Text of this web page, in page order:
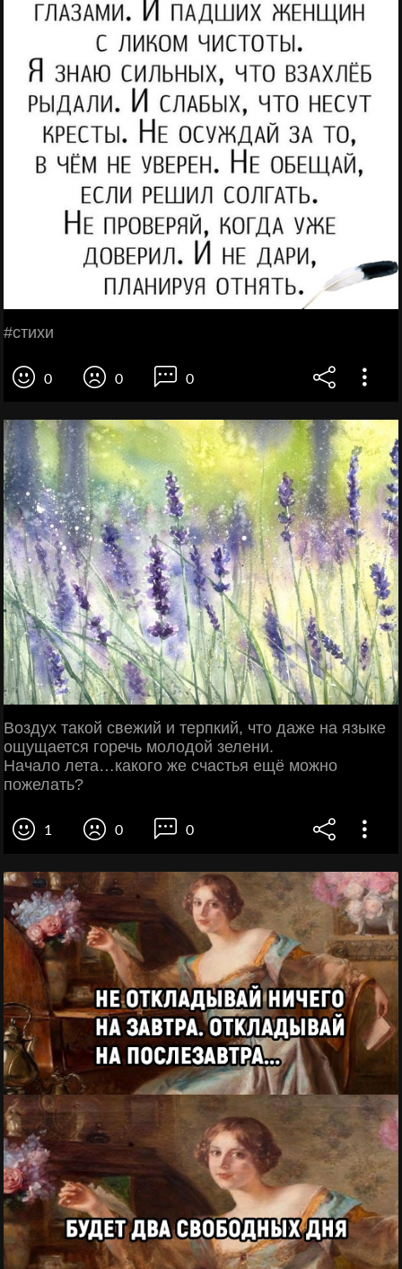
#стихи
0 0 0
Воздух такой свежий и терпкий, что даже на языке
ощущается горечь молодой зелени.
Начало лета…какого же счастья ещё можно
пожелать?
1 0 0